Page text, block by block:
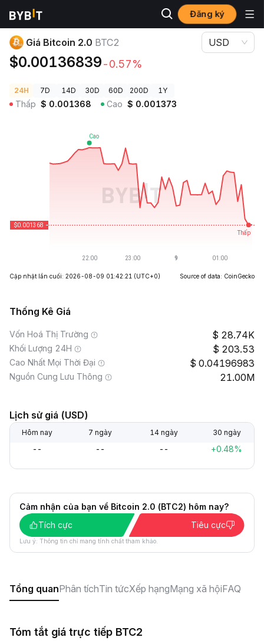
Đăng ký
Giá Tiền Điện Tử
Giá Bitcoin 2.0 BTC2
$0.00136839-0.57%
USD
24H 7D 14D 30D 60D 200D 1Y
Thấp $ 0.001368 Cao $ 0.001373
Cập nhật lần cuối: 2026-08-09 01:42:21 (UTC+0) Source of data: CoinGecko
Thống Kê Giá
Vốn Hoá Thị Trường 28.74K
Khối Lượng 24H 203.53
Cao Nhất Mọi Thời Đại 0.04196983
Nguồn Cung Lưu Thông 21.00M
Lịch sử giá (USD)
Hôm nay 7 ngày 14 ngày 30 ngày
-- -- -- +0.48%
Cảm nhận của bạn về Bitcoin 2.0 (BTC2) hôm nay?
Tích cực
Tiêu cực
Lưu ý: Thông tin chỉ mang tính chất tham khảo.
Tổng quanPhân tíchTin tứcXếp hạngMạng xã hộiFAQ
Tóm tắt giá trực tiếp BTC2